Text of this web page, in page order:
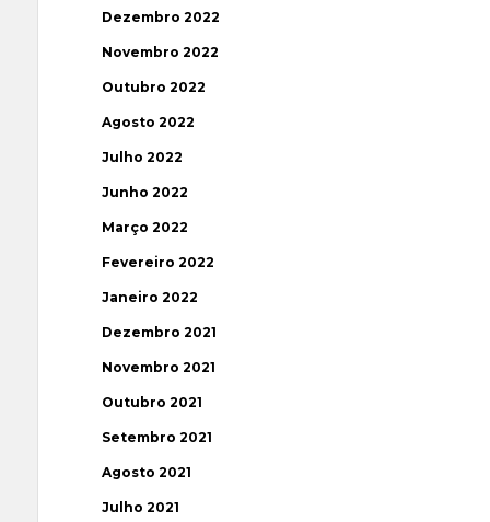
Dezembro 2022
Novembro 2022
Outubro 2022
Agosto 2022
Julho 2022
Junho 2022
Março 2022
Fevereiro 2022
Janeiro 2022
Dezembro 2021
Novembro 2021
Outubro 2021
Setembro 2021
Agosto 2021
Julho 2021